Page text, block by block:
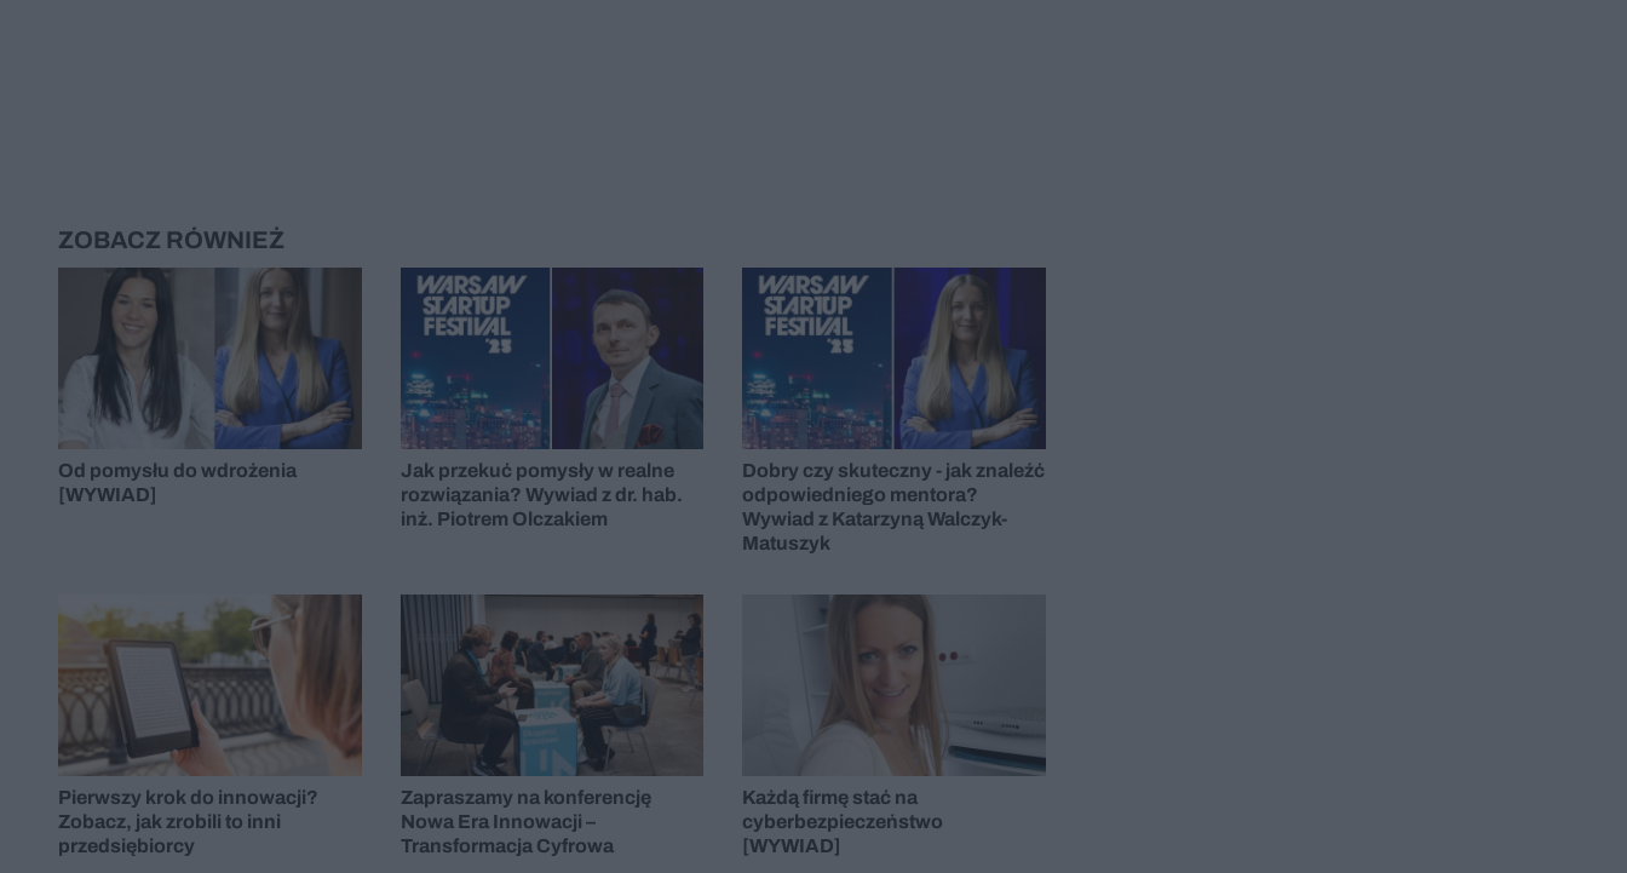
ZOBACZ RÓWNIEŻ
Od pomysłu do wdrożenia
[WYWIAD]
Jak przekuć pomysły w realne
rozwiązania? Wywiad z dr. hab.
inż. Piotrem Olczakiem
Dobry czy skuteczny - jak znaleźć
odpowiedniego mentora?
Wywiad z Katarzyną Walczyk-
Matuszyk
Pierwszy krok do innowacji?
Zobacz, jak zrobili to inni
przedsiębiorcy
Zapraszamy na konferencję
Nowa Era Innowacji –
Transformacja Cyfrowa
Każdą firmę stać na
cyberbezpieczeństwo
[WYWIAD]